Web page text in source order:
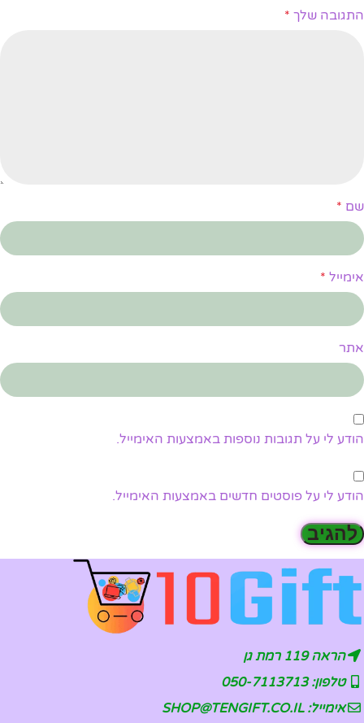
התגובה שלך *
שם *
אימייל *
אתר
הודע לי על תגובות נוספות באמצעות האימייל.
הודע לי על פוסטים חדשים באמצעות האימייל.
הראה 119 רמת גן
טלפון: 050-7113713
אימייל: SHOP@TENGIFT.CO.IL